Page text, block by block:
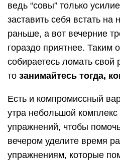
ведь “совы” только
заставить себя встать на
раньше, а вот вечерние
гораздо приятнее. Таким
собираетесь ломать
то занимайтесь тогда,
Есть и компромиссный
утра небольшой
упражнений, чтобы
вечером уделите время
упражнениям, которые